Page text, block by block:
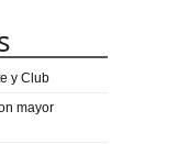
y Club
mayor